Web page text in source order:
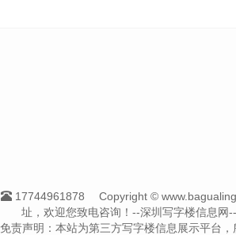
17744961878
Copyright ©
址，欢迎您致电咨询！--深圳写字楼信息网
免责声明：本站为第三方写字楼信息展示平台